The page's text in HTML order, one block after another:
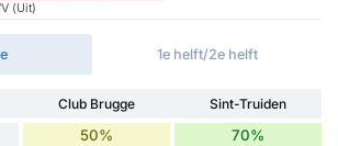
(Uit)
1e helft/2e helft
Club Brugge
Sint-Truiden
50% 70%